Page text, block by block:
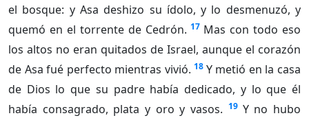
el bosque: y Asa deshizo su ídolo, y lo desmenuzó, y
quemó en el torrente de Cedrón. 17 Mas con todo eso
los altos no eran quitados de Israel, aunque el corazón
de Asa fué perfecto mientras vivió. 18 Y metió en la casa
de Dios lo que su padre había dedicado, y lo que él
había consagrado, plata y oro y vasos. 19 Y no hubo